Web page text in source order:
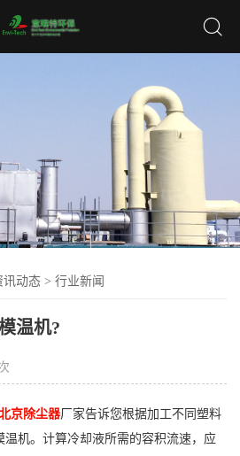
讯动态 > 行业新闻
温机?
京除尘器厂家告诉您根据加工不同塑料
机。 计算冷却液所需的容积流速，应